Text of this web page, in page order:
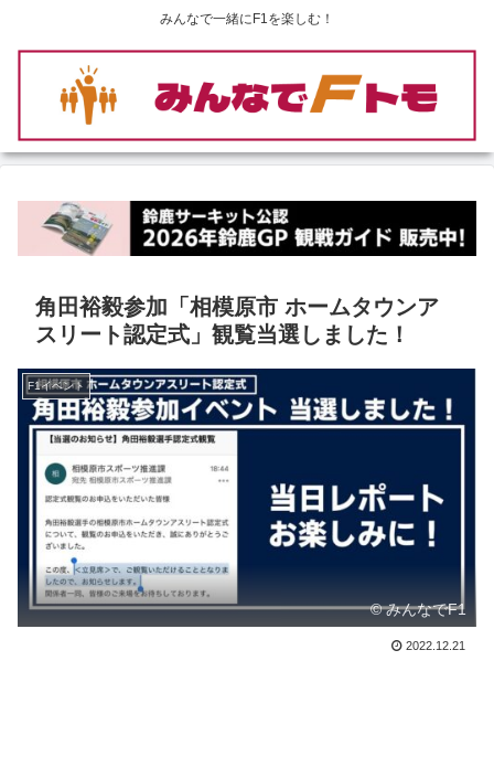
みんなで一緒にF1を楽しむ！
角田裕毅参加「相模原市 ホームタウンア
スリート認定式」観覧当選しました！
F1イベント
© みんなでF1
2022.12.21